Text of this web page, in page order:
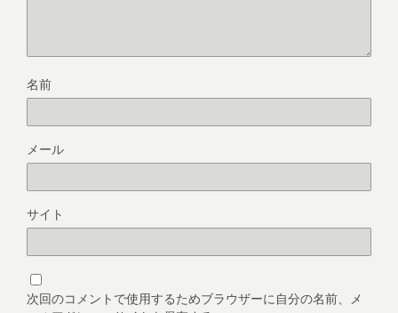
名前
メール
サイト
次回のコメントで使用するためブラウザーに自分の名前、メ